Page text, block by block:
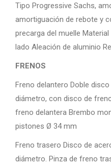
Tipo Progressive Sachs,
amortiguación de rebote y
precarga del muelle
lado Aleación de aluminio
FRENOS
Freno delantero Doble
diámetro, con disco de
freno delantera Brembo
pistones Ø 34 mm
Freno trasero Disco de
diámetro. Pinza de freno